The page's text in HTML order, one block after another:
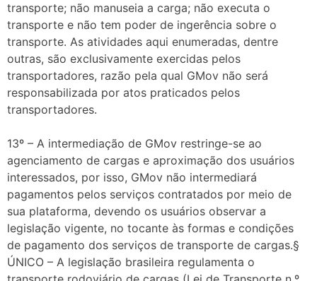
transporte; não manuseia a carga; não executa o
transporte e não tem poder de ingerência sobre o
transporte. As atividades aqui enumeradas, dentre
outras, são exclusivamente exercidas pelos
transportadores, razão pela qual GMov não será
responsabilizada por atos praticados pelos
transportadores.
13º – A intermediação de GMov restringe-se ao
agenciamento de cargas e aproximação dos usuários
interessados, por isso, GMov não intermediará
pagamentos pelos serviços contratados por meio de
sua plataforma, devendo os usuários observar a
legislação vigente, no tocante às formas e condições
de pagamento dos serviços de transporte de cargas.§
ÚNICO – A legislação brasileira regulamenta o